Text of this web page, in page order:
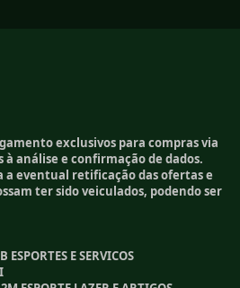
exclusivos para compras via
análise e confirmação de dados.
a eventual retificação das ofertas e
ter sido veiculados, podendo ser
E SERVICOS